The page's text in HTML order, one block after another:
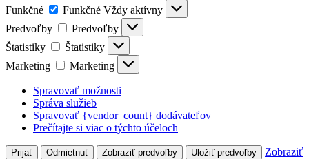
Funkčné
Funkčné Vždy aktívny
Predvoľby
Predvoľby
Štatistiky
Štatistiky
Marketing
Marketing
Spravovať možnosti
Správa služieb
Spravovať {vendor_count} dodávateľov
Prečítajte si viac o týchto účeloch
Prijať Odmietnuť Zobraziť predvoľby Uložiť predvoľby
Zobraziť